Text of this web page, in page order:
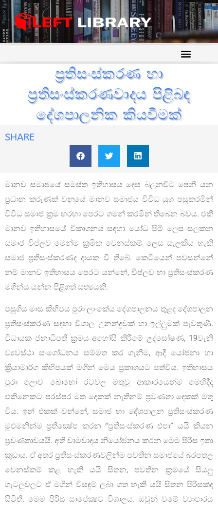
ප්‍රතිසංස්කරණ හා
ප්‍රතිසංස්කරණවාදය පිළිබඳ
දේශපාලනික කියවීමක්
SHARE
මානව සමාජයේ සමස්ත ඉතිහාසය දෙස බලනවිට පෙනී යන
ප්‍රධාන කරුණක් වනුයේ මානව සමාජය විවිධ යුග පසුකරමින්
විවිධ සමාජ ක්‍රම හරහා පෙරට ගමන් කරමින් තිබෙන බවය. එකී
මානව ඉතිහාසයේ විකාශනය සඳහා යෝධ පිමි ලෙස සලකන
සමාජ විප්ලව මෙන්ම ක්‍රමික වෙනස්කම් ලෙස සැලකිය හැකි
සමාජ ප්‍රතිසංස්කරණද දායක වී තිබේ. කෙටියෙන් පවසන්නේ
නම් මානව ඉතිහාසය පෙරට යන්නේ, විප්ලව හා ප්‍රතිසංස්කරණ
මගින්ය යන්න පිළිගත් සත්‍යයකි.
පසුගිය මාස කිහිපය පුරා ලාංකේය දේශපාලනය තුළද දේශපාලන
ප්‍රතිසංස්කරණ සඳහා විශාල උනන්දුවක් හා ඉල්ලුමක් පැවතුණි.
විධායක ජනාධිපති ක්‍රමය අහෝසි කිරීමේ උද්ඝෝෂණ, 19වැනි
ව්‍යවස්ථා සංශෝධනය සම්මත කර ගැනීම, ආදී යෝජනා හා
ක්‍රියාමාර්ග කිහිපයක් මගින් මෙය ප්‍රකාශයට පත්විය. ඉතිහාසය
පුරා ලොව බොහෝ රටවල මතුවූ ආකාරයෙන්ම මෙහිදීද
එකිනෙකට පරස්පර මත දෙකක් නැතිනම් ප්‍රවණතා දෙකක් මතු
විය. ඉන් එකක් වන්නේ, සමාජ හා දේශපාලන ප්‍රතිසංස්කරණ
මුළුමනින්ම ප්‍රතික්‍ෂේප කරන “ප්‍රතිසංස්කරණ එපා” යයි කියන
ප්‍රවණතාවයයි. අති වාමවාදය නියෝජනය කරන මෙම පිරිස ඉතා
කුඩාය. ඒ අතර ප්‍රතිසංස්කරණවලින්ම පවතින සමාජයේ බරපතල
වෙනස්කම් කළ හැකි යයි සිතන, පවතින ක්‍රමයේ සියලු
ගැටලුවලට ඒ මගින් විසඳුම් ලබා ගත හැකි යයි සිතන පිරිසක්ද
සිටිති. මෙම පිරිස සාපේක්‍ෂව විශාලය. ඔවුන් වමේ ව්‍යාපාරය